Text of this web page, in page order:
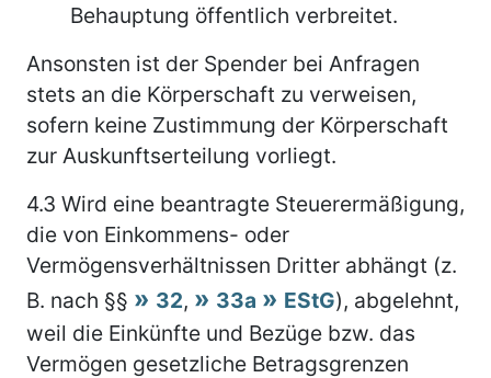
Behauptung öffentlich verbreitet.
Ansonsten ist der Spender bei Anfragen
stets an die Körperschaft zu verweisen,
sofern keine Zustimmung der Körperschaft
zur Auskunftserteilung vorliegt.
4.3 Wird eine beantragte Steuerermäßigung,
die von Einkommens- oder
Vermögensverhältnissen Dritter abhängt (z.
B. nach §§
32, 33a EStG), abgelehnt,
weil die Einkünfte und Bezüge bzw. das
Vermögen gesetzliche Betragsgrenzen